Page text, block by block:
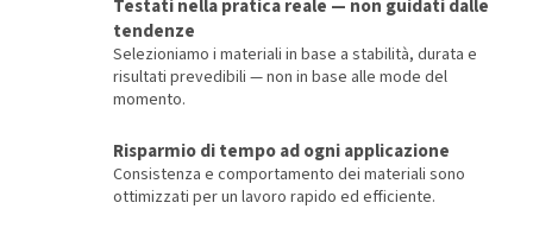
Testati nella pratica reale — non guidati dalle
tendenze
Selezioniamo i materiali in base a stabilità, durata e
risultati prevedibili — non in base alle mode del
momento.
Risparmio di tempo ad ogni applicazione
Consistenza e comportamento dei materiali sono
ottimizzati per un lavoro rapido ed efficiente.